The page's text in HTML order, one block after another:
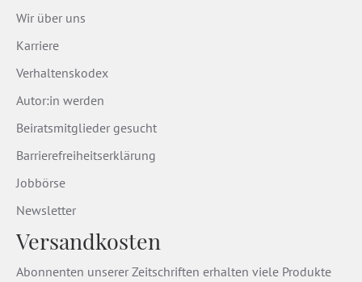
Wir über uns
Karriere
Verhaltenskodex
Autor:in werden
Beiratsmitglieder gesucht
Barrierefreiheitserklärung
Jobbörse
Newsletter
Versandkosten
Abonnenten unserer Zeitschriften erhalten viele Produkte